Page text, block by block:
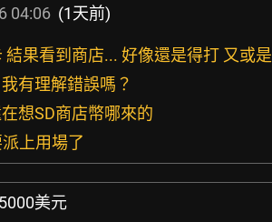
04:06 (1天前)
結果看到商店... 好像還是得打 又或是
有理解錯誤嗎？
想SD商店幣哪來的
上用場了
美元